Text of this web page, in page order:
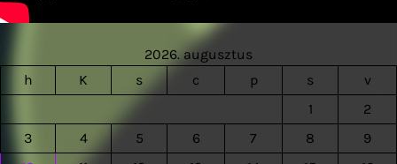
2026. augusztus
h
K s c p s
v
1
2
3
4 5 6 7 8
9